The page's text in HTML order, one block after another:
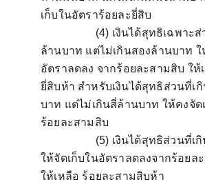
เก็บในอัตราร้อยละยี่สิบ
(4) เงินได้สุทธิเฉพาะ
ล้านบาท แต่ไม่เกินสองล้านบาท ใ
อัตราลดลง จากร้อยละสามสิบ ให้
ยี่สิบห้า สำหรับเงินได้สุทธิส่วนที่เ
บาท แต่ไม่เกินสี่ล้านบาท ให้คงจัด
ร้อยละสามสิบ
(5) เงินได้สุทธิส่วนที่เ
ให้จัดเก็บในอัตราลดลงจากร้อยล
ให้เหลือ ร้อยละสามสิบห้า